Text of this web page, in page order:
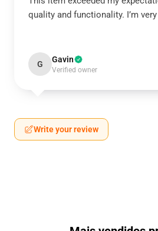
quality and functionality. I’m
G Gavin
Verified owner
Write your review